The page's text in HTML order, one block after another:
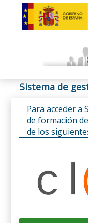
Sistema de
Para acceder a
de formación
de los